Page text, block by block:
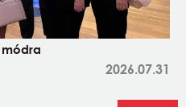
2026.07.31